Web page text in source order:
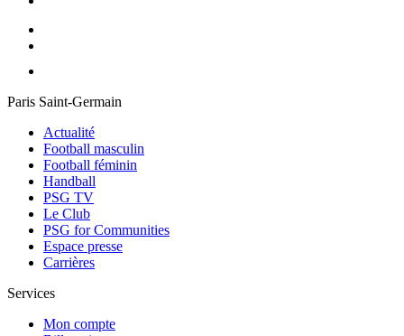
Paris Saint-Germain
Actualité
Football masculin
Football féminin
Handball
PSG TV
Le Club
PSG for Communities
Espace presse
Carrières
Services
Mon compte